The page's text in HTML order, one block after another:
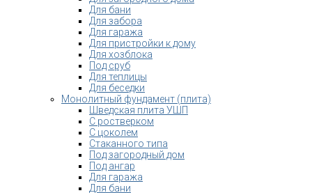
Для бани
Для забора
Для гаража
Для пристройки к дому
Для хозблока
Под сруб
Для теплицы
Для беседки
Монолитный фундамент (плита)
Шведская плита УШП
С ростверком
С цоколем
Стаканного типа
Под загородный дом
Под ангар
Для гаража
Для бани